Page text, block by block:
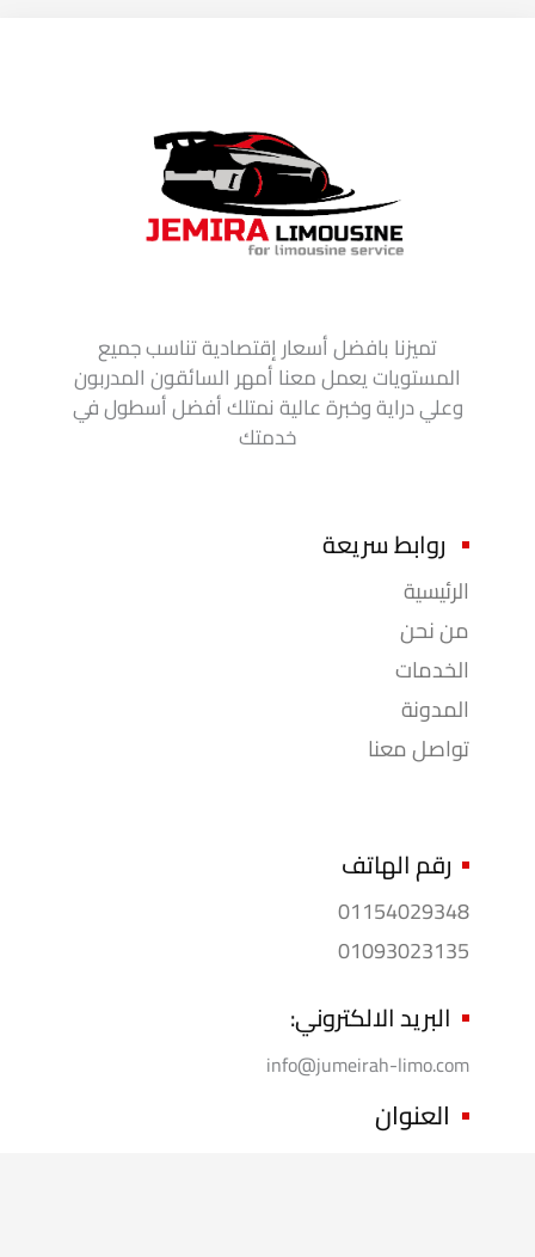
تميزنا بافضل أسعار إقتصادية تناسب جميع
المستويات يعمل معنا أمهر السائقون المدربون
وعلي دراية وخبرة عالية نمتلك أفضل أسطول في
خدمتك
روابط سريعة
الرئيسية
من نحن
الخدمات
المدونة
تواصل معنا
رقم الهاتف
01154029348
01093023135
البريد الالكتروني:
info@jumeirah-limo.com
العنوان